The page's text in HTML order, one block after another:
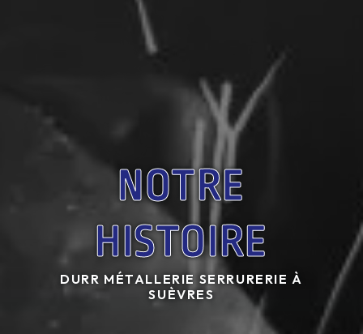
NOTRE
HISTOIRE
DURR MÉTALLERIE SERRURERIE À
SUÈVRES